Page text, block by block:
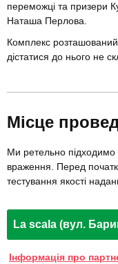
переможці та призери
Наташа Перлова.
Комплекс
дістатися до нього не
Місце
Ми ретельно підходимо
враження. Перед
тестування якості
La scala (вул.
Інформація про